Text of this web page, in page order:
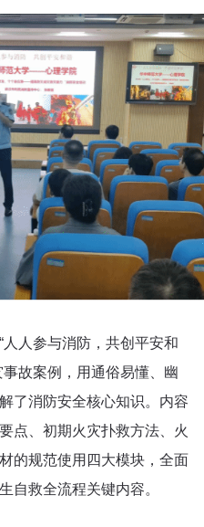
人参与消防，共创平安和
故案例，用通俗易懂、幽
了消防安全核心知识。内容
点、初期火灾扑救方法、火
的规范使用四大模块，全面
自救全流程关键内容。